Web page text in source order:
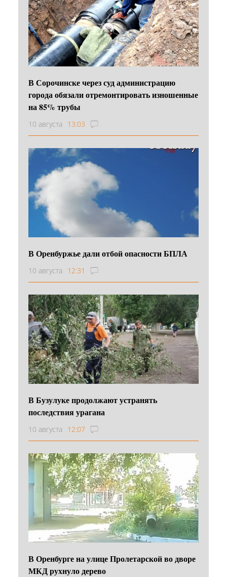
В Сорочинске через суд администрацию
города обязали отремонтировать изношенные
на 85% трубы
10 августа 13:03
В Оренбуржье дали отбой опасности БПЛА
10 августа 12:31
В Бузулуке продолжают устранять
последствия урагана
10 августа 12:07
В Оренбурге на улице Пролетарской во дворе
МКД рухнуло дерево